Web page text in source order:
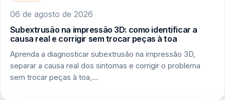
06 de agosto de 2026
Subextrusão na impressão 3D: como identificar a
causa real e corrigir sem trocar peças à toa
Aprenda a diagnosticar subextrusão na impressão 3D,
separar a causa real dos sintomas e corrigir o problema
sem trocar peças à toa,…